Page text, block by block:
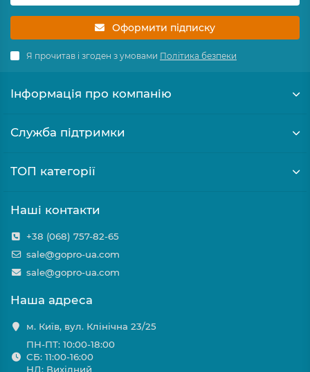
Оформити підписку
Я прочитав і згоден з умовами Політика безпеки
Інформація про компанію
Служба підтримки
ТОП категорії
Наші контакти
+38 (068) 757-82-65
sale@gopro-ua.com
sale@gopro-ua.com
Наша адреса
м. Київ, вул. Клінічна 23/25
ПН-ПТ: 10:00-18:00
СБ: 11:00-16:00
НД: Вихідний